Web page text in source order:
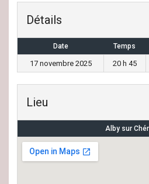
Détails
Date Temps
17 novembre 2025 20 h 45
Lieu
Alby sur